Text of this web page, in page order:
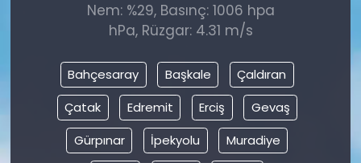
Nem: %29, Basınç: 1006 hpa
hPa, Rüzgar: 4.31 m/s
Bahçesaray Başkale
Çaldıran
Çatak
Edremit Erciş
Gevaş
Gürpınar
İpekyolu
Muradiye